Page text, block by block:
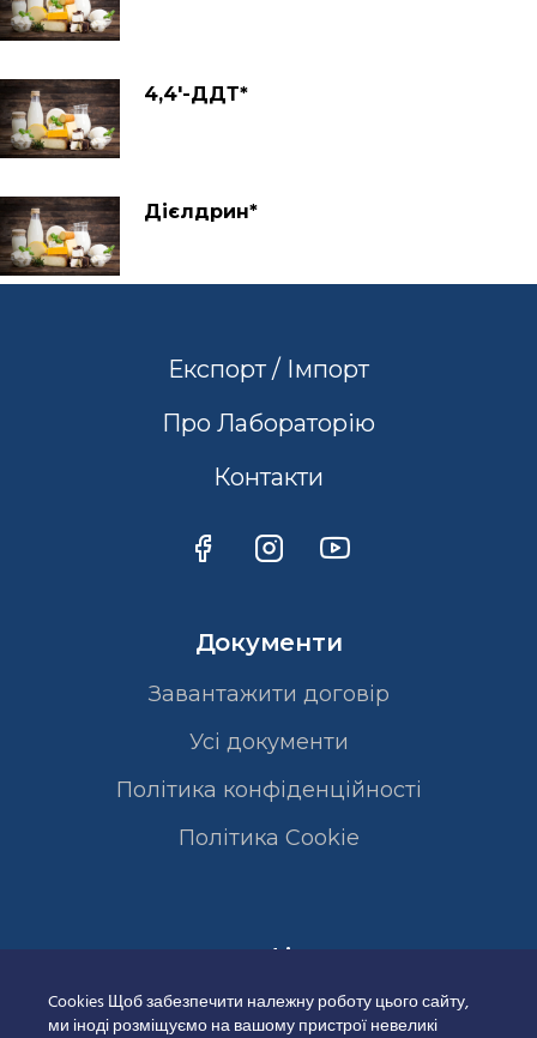
4,4′-ДДТ*
Дієлдрин*
Експорт / Імпорт
Про Лабораторію
Контакти
Документи
Завантажити договір
Усі документи
Політика конфіденційності
Полiтика Cookie
Сертифікати
Cookies Щоб забезпечити належну роботу цього сайту,
ми іноді розміщуємо на вашому пристрої невеликі